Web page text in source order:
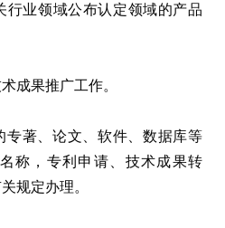
行业领域公布认定领域的产品
成果推广工作。
专著、论文、软件、数据库等
称，专利申请、技术成果转
规定办理。